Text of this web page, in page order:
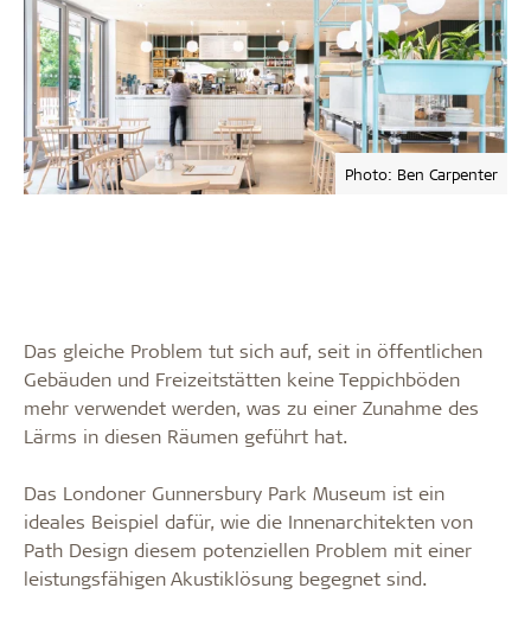
Photo: Ben Carpenter
Das gleiche Problem tut sich auf, seit in öffentlichen
Gebäuden und Freizeitstätten keine Teppichböden
mehr verwendet werden, was zu einer Zunahme des
Lärms in diesen Räumen geführt hat.
Das Londoner Gunnersbury Park Museum ist ein
ideales Beispiel dafür, wie die Innenarchitekten von
Path Design diesem potenziellen Problem mit einer
leistungsfähigen Akustiklösung begegnet sind.